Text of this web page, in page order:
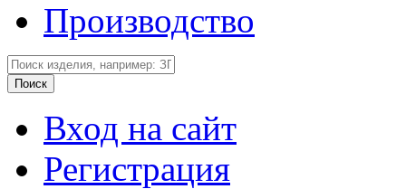
Производство
Вход на сайт
Регистрация